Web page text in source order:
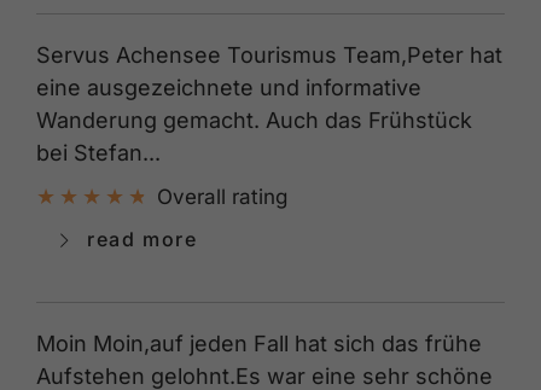
Servus Achensee Tourismus Team,Peter hat
eine ausgezeichnete und informative
Wanderung gemacht. Auch das Frühstück
bei Stefan...
Overall rating
read more
Moin Moin,auf jeden Fall hat sich das frühe
Aufstehen gelohnt.Es war eine sehr schöne